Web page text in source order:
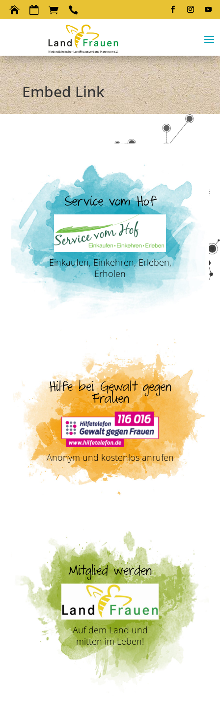
   
Embed Link
Service vom Hof
Einkaufen, Einkehren, Erleben,
Erholen
Hilfe bei Gewalt gegen
Frauen
Anonym und kostenlos anrufen
Mitglied werden
Auf dem Land und
mitten im Leben!